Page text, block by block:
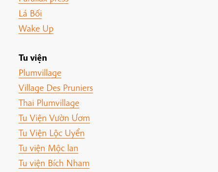
Lá Bối
Wake Up
Tu viện
Plumvillage
Village Des Pruniers
Thai Plumvillage
Tu Viện Vườn Ươm
Tu Viện Lộc Uyển
Tu viện Mộc lan
Tu viện Bích Nham